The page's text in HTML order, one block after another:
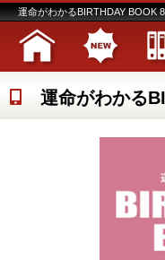
運命がわかるBIRTHDAY
運命がわかる